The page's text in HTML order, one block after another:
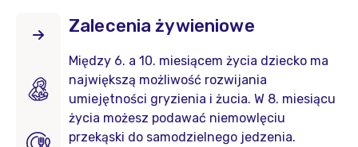
Zalecenia żywieniowe
Między 6. a 10. miesiącem życia dziecko ma
największą możliwość rozwijania
umiejętności gryzienia i żucia. W 8. miesiącu
życia możesz podawać niemowlęciu
przekąski do samodzielnego jedzenia.